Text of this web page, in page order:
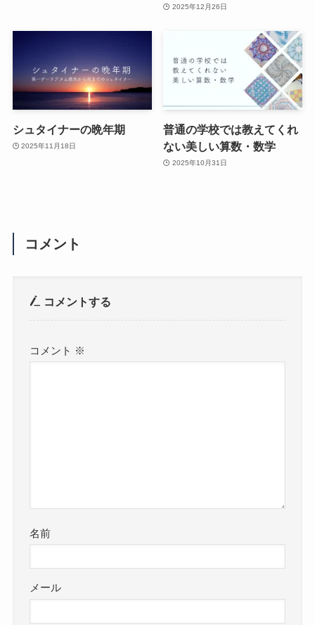
2025年12月26日
シュタイナーの晩年期
2025年11月18日
普通の学校では教えてくれ
ない美しい算数・数学
2025年10月31日
コメント
コメントする
コメント ※
名前
メール